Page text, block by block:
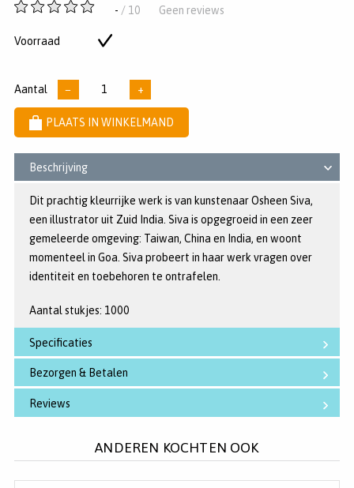
-
5
- / 10 Geen reviews
Voorraad
Aantal − +
PLAATS IN WINKELMAND
Beschrijving
Dit prachtig kleurrijke werk is van kunstenaar Osheen Siva,
een illustrator uit Zuid India. Siva is opgegroeid in een zeer
gemeleerde omgeving: Taiwan, China en India, en woont
momenteel in Goa. Siva probeert in haar werk vragen over
identiteit en toebehoren te ontrafelen.
Aantal stukjes: 1000
Specificaties
Bezorgen & Betalen
Reviews
ANDEREN KOCHTEN OOK